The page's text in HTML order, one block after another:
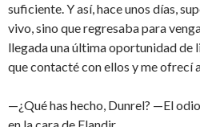
suficiente. Y así, hace unos días,
vivo, sino que regresaba para
llegada una última oportunidad de
que contacté con ellos y me ofrecí
—¿Qué has hecho, Dunrel? —El